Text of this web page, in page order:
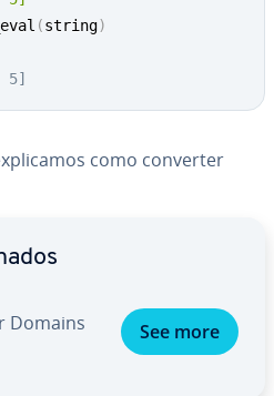
(string)
5]
como converter
Domains See more